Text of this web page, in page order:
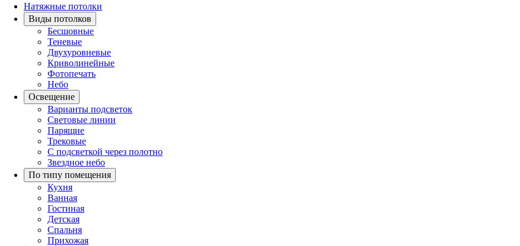
Натяжные потолки
Виды потолков
Бесшовные
Теневые
Двухуровневые
Криволинейные
Фотопечать
Небо
Освещение
Варианты подсветок
Световые линии
Парящие
Трековые
С подсветкой через полотно
Звездное небо
По типу помещения
Кухня
Ванная
Гостиная
Детская
Спальня
Прихожая